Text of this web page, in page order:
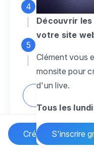
Créer un site
Ajoutez
présenter
pour rendre
Découvrir
votre site
Clément vous
monsite pour
d'un live.
Tous les
S'inscrire